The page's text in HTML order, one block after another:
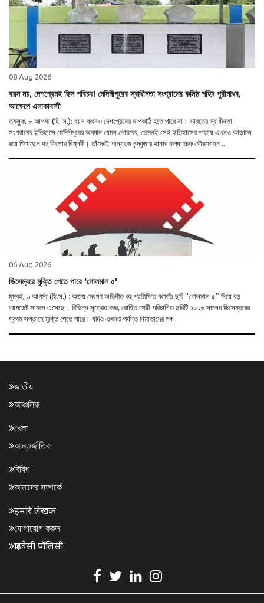
08 Aug 2026
বয়স নয়, দেশপ্রেমই ছিল পরিচয়! মেদিনীপুরের স্বাধীনতা সংগ্রামের কনিষ্ঠ শহিদ পুরীমাধব,
আক্ষেপে এলাকাবাসী
তমলুক, ৮ আগস্ট (হি. স.): বয়স কখনও দেশপ্রেমের মাপকাঠি হতে পারে না। ভারতের স্বাধীনতা
সংগ্রামের ইতিহাসে মেদিনীপুরের অবদান যেমন গৌরবের, তেমনই সেই ইতিহাসের পাতায় এখনও আড়ালে
রয়ে গিয়েছেন বহু কিশোর বিপ্লবী। তাঁদেরই অন্যতম নন্দকুমার থানার কল্যাণচক গৌরমোহন ..
06 Aug 2026
ডিসেম্বরে মুক্তি পেতে পারে 'গোলমাল ৫'
মুম্বই, ৬ আগস্ট (হি.স.) : অজয় দেবগণ অভিনীত বহু প্রতীক্ষিত কমেডি ছবি ''গোলমাল ৫'' নিয়ে বড়
আপডেট সামনে এসেছে। বিভিন্ন সূত্রের খবর, রোহিত শেট্টি পরিচালিত ছবিটি ২০২৬ সালের ডিসেম্বরের
প্রথম সপ্তাহে মুক্তি পেতে পারে। যদিও এখনও পর্যন্ত নির্মাতাদের পক..
জাতীয়
আঞ্চলিক
খেলা
আন্তর্জাতিক
বিবিধ
আমাদের সম্পর্কে
हमारे लेखक
যোগাযোগ করুন
प्राइवेसी पॉलिसी